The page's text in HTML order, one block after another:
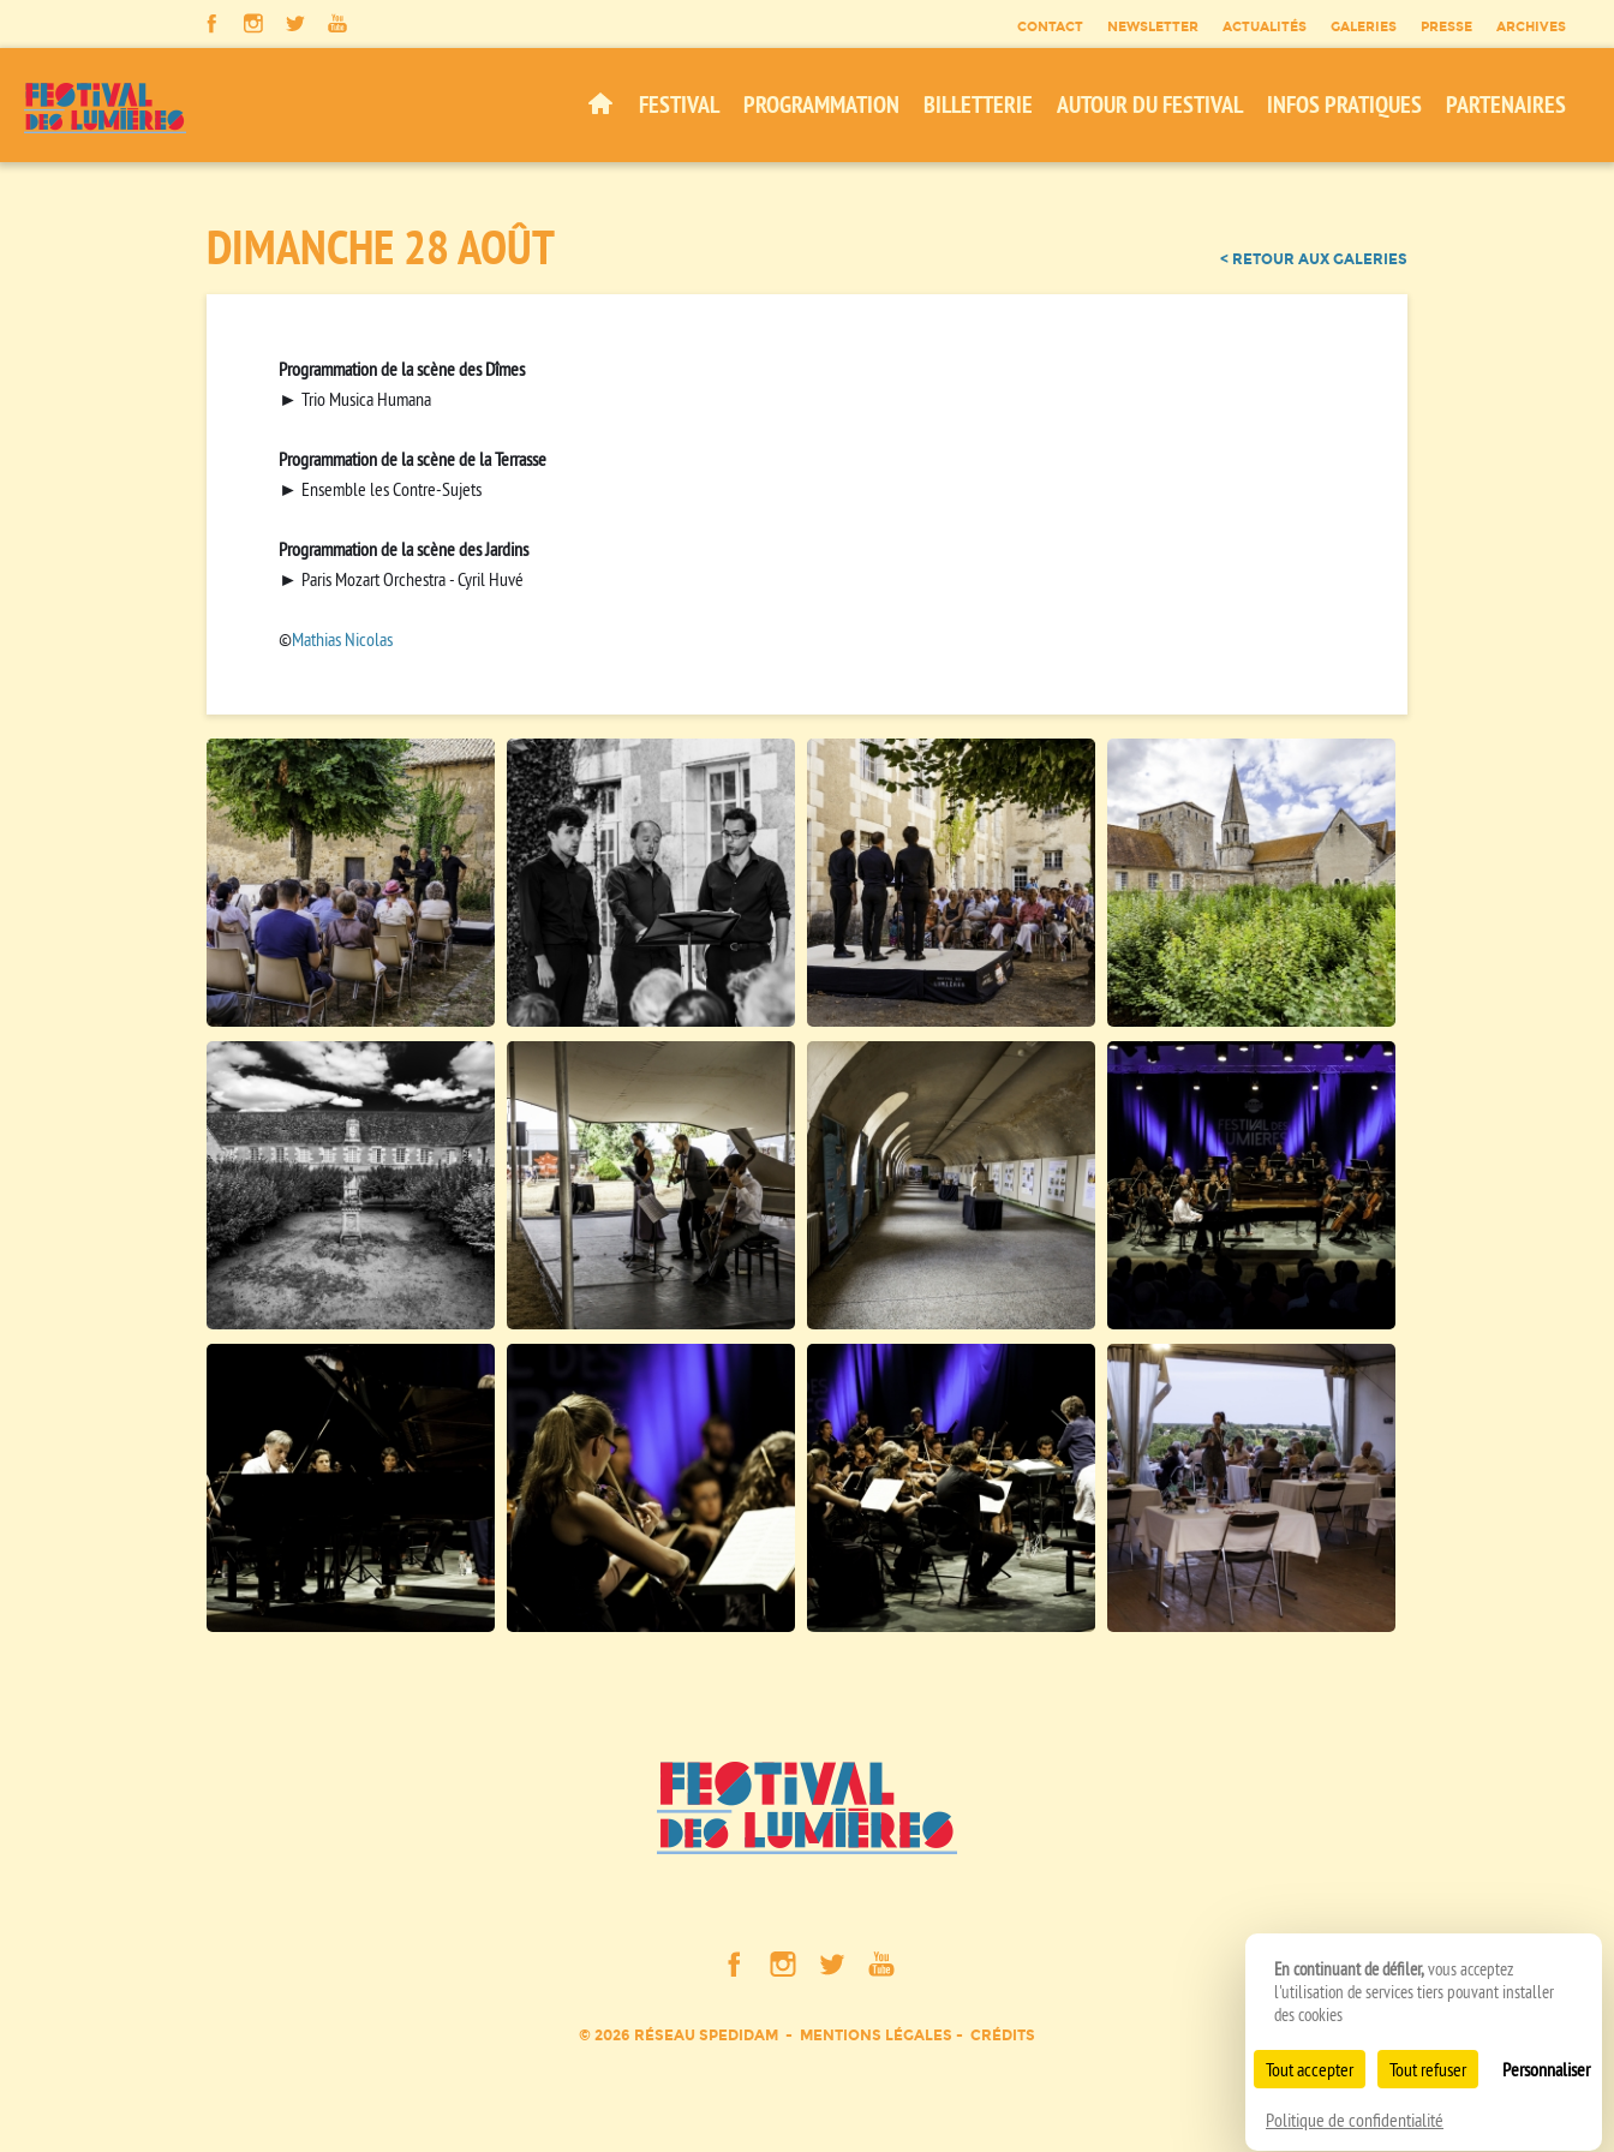
CONTACT NEWSLETTER ACTUALITÉS GALERIES PRESSE ARCHIVES
FESTIVAL PROGRAMMATION BILLETTERIE AUTOUR DU FESTIVAL INFOS PRATIQUES PARTENAIRES
DIMANCHE 28 AOÛT < RETOUR AUX GALERIES
Programmation de la scène des Dîmes
► Trio Musica Humana
Programmation de la scène de la Terrasse
► Ensemble les Contre-Sujets
Programmation de la scène des Jardins
► Paris Mozart Orchestra - Cyril Huvé
©Mathias Nicolas
© 2026 RÉSEAU SPEDIDAM MENTIONS LÉGALES CRÉDITS
En continuant de défiler,vous acceptez
l'utilisation de services tiers pouvant installer
des cookies
Tout accepter Tout refuser Personnaliser
Politique de confidentialité